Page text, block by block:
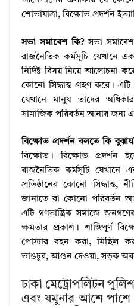
শোভাযাত্রা, বিক্ষোভ প্রদর্শন
সভা সমাবেশ কি?সভা
রাজনৈতিক কর্মসূচি যেখানে
নির্দিষ্ট বিষয় নিয়ে আলোচনা
কোনো সিদ্ধান্ত গ্রহণ করে। এটি
যেখানে মানুষ তাদের
সামাজিক পরিবর্তন আনার জন্য
বিক্ষোভ প্রদর্শন বলতে কি
বিক্ষোভ। বিক্ষোভ প্রদর্শন
রাজনৈতিক কর্মসূচি
প্রতিষ্ঠানের কোনো সিদ্ধান্ত,
জানাতে বা কোনো পরিবর্তন
এটি গণতান্ত্রিক সমাজে
ক্ষমতার প্রকাশ। শান্তিপূর্ণ
পোস্টার বহন করা, মিছিল
ভাঙচুর, আগুন দেওয়া, সড়ক
ঢাকা মেট্রোপলিটন
এবং যমুনার আশে পাশে